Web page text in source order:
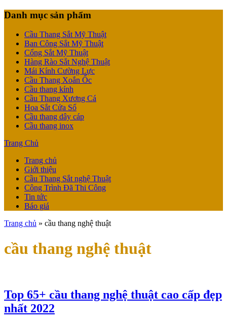
Danh mục sản phẩm
Cầu Thang Sắt Mỹ Thuật
Ban Công Sắt Mỹ Thuật
Cổng Sắt Mỹ Thuật
Hàng Rào Sắt Nghệ Thuật
Mái Kính Cường Lực
Cầu Thang Xoắn Ốc
Cầu thang kính
Cầu Thang Xương Cá
Hoa Sắt Cửa Sổ
Cầu thang dây cáp
Cầu thang inox
Trang Chủ
Trang chủ
Giới thiệu
Cầu Thang Sắt nghệ Thuật
Công Trình Đã Thi Công
Tin tức
Báo giá
Trang chủ » cầu thang nghệ thuật
cầu thang nghệ thuật
Top 65+ cầu thang nghệ thuật cao cấp đẹp
nhất 2022